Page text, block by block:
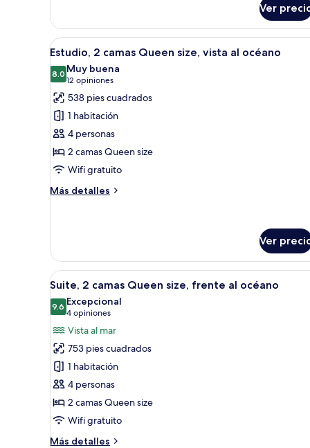
Deluxe,
cama
King
size,
frente
al
océano
Ver
Abrir
todas
las
fotos
de
Estudio,
2
camas
Queen
size,
Habitación de hotel con una
5
Estudio, 2 camas Queen size, vista al océano
8.08.0 de 10
Muy buena
12 opiniones
(12
opiniones)
538 pies cuadrados
1 habitación
4 personas
2 camas Queen size
Wifi gratuito
Más detalles
Más
camas
Queen
size,
vista
al
océano
Ver
Abrir
todas
las
fotos
de
Suite,
2
camas
Queen
size,
frente
1 habitación, caja de
6
Suite, 2 camas Queen size, frente al océano
9.69.6 de 10
Excepcional
4 opiniones
(4
opiniones)
Vista al mar
753 pies cuadrados
1 habitación
4 personas
2 camas Queen size
Wifi gratuito
Más detalles
Más